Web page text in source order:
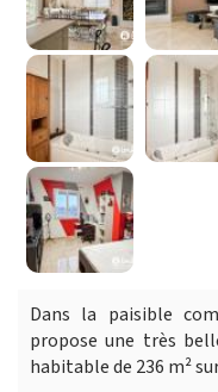
Dans la paisible
propose une très
habitable de 236 m²